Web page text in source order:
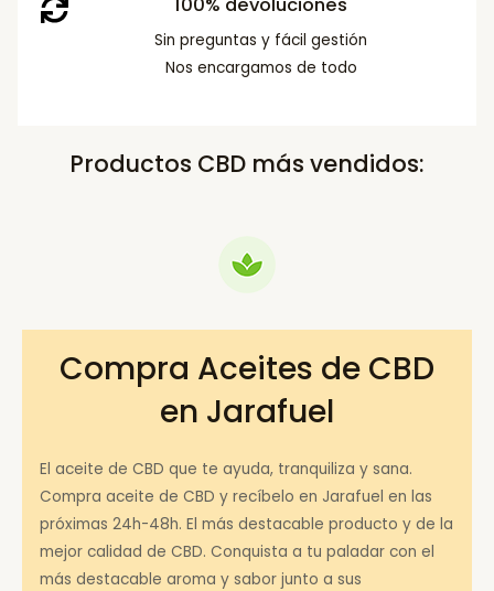
Sin preguntas y fácil gestión
Nos encargamos de todo
Productos CBD más vendidos:
Compra Aceites de CBD
en Jarafuel
El aceite de CBD que te ayuda, tranquiliza y sana.
Compra aceite de CBD y recíbelo en Jarafuel en las
próximas 24h-48h. El más destacable producto y de la
mejor calidad de CBD. Conquista a tu paladar con el
más destacable aroma y sabor junto a sus